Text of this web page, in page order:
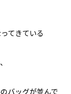
てきている
バッグが並んで